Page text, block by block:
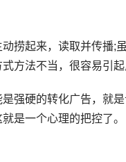
起来，读取并传播;
方法不当，很容易引起
硬的转化广告，就是
是一个心理的把控了。